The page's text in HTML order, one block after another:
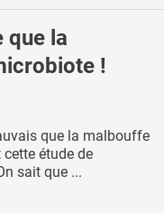
que la
!
que la malbouffe
étude de
sait que ...